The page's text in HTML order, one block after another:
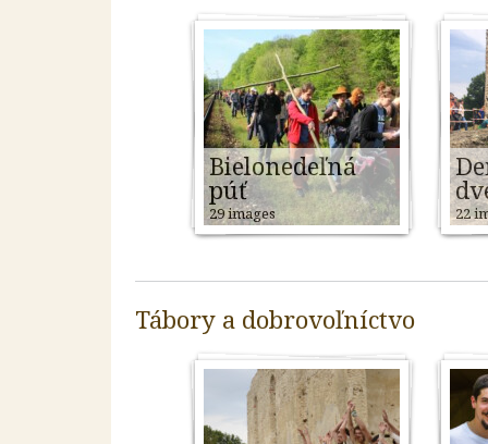
Bielonedeľná
púť
29 images 22
Tábory a dobrovoľníctvo